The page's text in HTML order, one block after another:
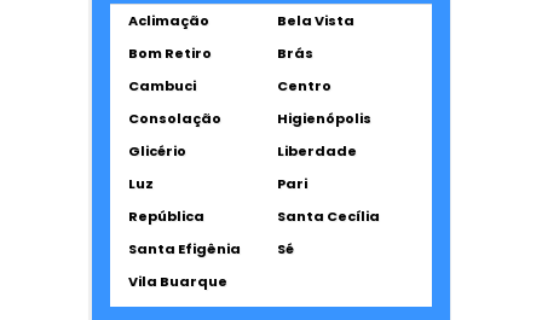
Aclimação
Bela Vista
Bom Retiro
Brás
Cambuci
Centro
Consolação
Higienópolis
Glicério
Liberdade
Luz
Pari
República
Santa Cecília
Santa Efigênia
Sé
Vila Buarque